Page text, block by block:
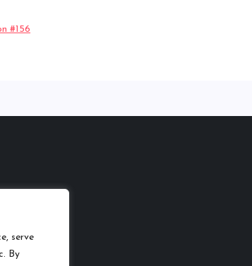
serve
By
#156